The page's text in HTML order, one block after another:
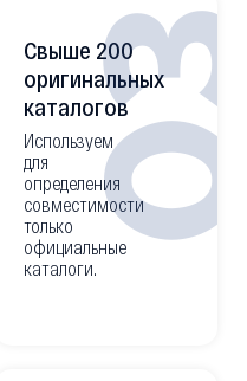
Свыше 200
оригинальных
каталогов
Используем
для
определения
совместимости
только
официальные
каталоги.